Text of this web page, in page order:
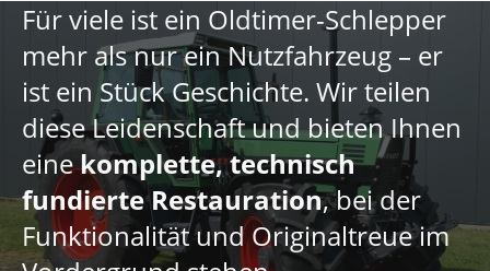
Für viele ist ein Oldtimer-Schlepper
mehr als nur ein Nutzfahrzeug – er
ist ein Stück Geschichte. Wir teilen
diese Leidenschaft und bieten Ihnen
einekomplette, technisch
fundierte Restauration, bei der
Funktionalität und Originaltreue im